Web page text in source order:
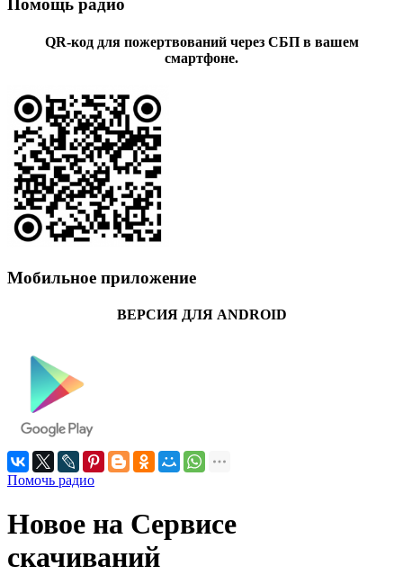
Помощь радио
QR-код для пожертвований через СБП в вашем
смартфоне.
Мобильное приложение
ВЕРСИЯ ДЛЯ ANDROID
Помочь радио
Новое на Сервисе
скачиваний